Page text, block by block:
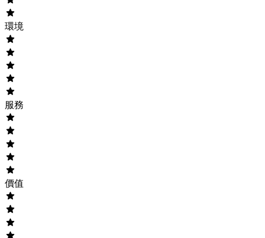
環境
服務
價值